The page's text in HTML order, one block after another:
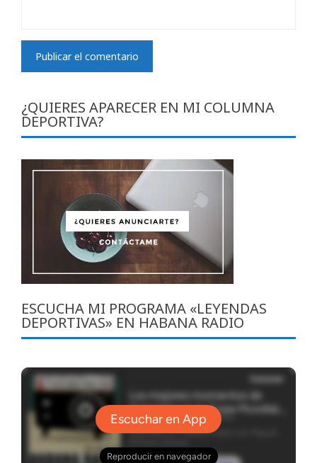
¿QUIERES APARECER EN MI COLUMNA
DEPORTIVA?
ESCUCHA MI PROGRAMA «LEYENDAS
DEPORTIVAS» EN HABANA RADIO